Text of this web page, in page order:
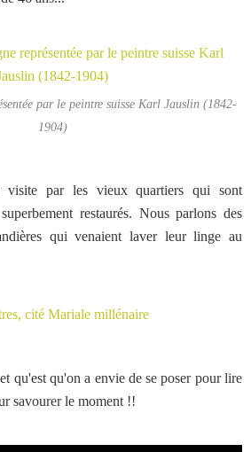
par le peintre suisse Karl Jauslin (1842-
1904)
visite par les vieux quartiers qui sont
restaurés. Nous parlons des
qui venaient laver leur linge au
qu'est qu'on a envie de se poser pour lire
savourer le moment !!